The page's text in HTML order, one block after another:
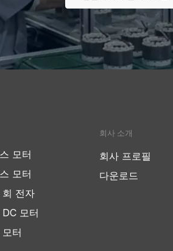
모터
모터
회 전자
모터
터
회사 소개
회사 프로필
다운로드